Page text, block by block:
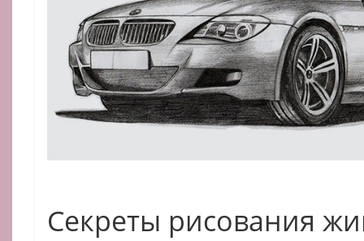
Секреты рисования